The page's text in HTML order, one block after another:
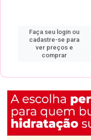
Faça seu login ou
cadastre-se para
ver preços e
comprar